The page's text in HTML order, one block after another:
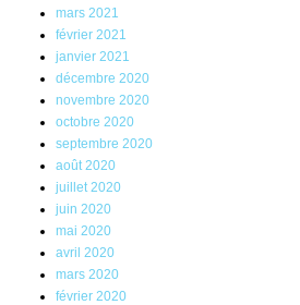
mars 2021
février 2021
janvier 2021
décembre 2020
novembre 2020
octobre 2020
septembre 2020
août 2020
juillet 2020
juin 2020
mai 2020
avril 2020
mars 2020
février 2020